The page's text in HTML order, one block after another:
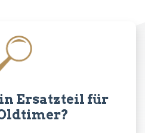
Ersatzteil für